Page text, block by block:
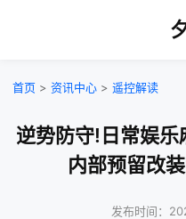
首页 > 资讯中心 > 遥控解读
逆势防守!日常娱乐
内部预留改
发布时间：